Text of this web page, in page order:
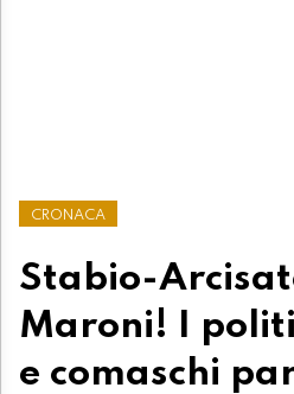
CRONACA
Stabio-
Maroni! I
e comaschi